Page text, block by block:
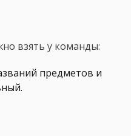
взять у команды:
предметов и